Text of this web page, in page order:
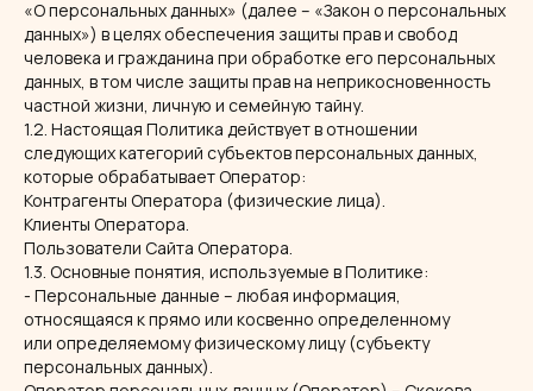
«О персональных данных» (далее – «Закон о персональных
данных») в целях обеспечения защиты прав и свобод
человека и гражданина при обработке его персональных
данных, в том числе защиты прав на неприкосновенность
частной жизни, личную и семейную тайну.
1.2. Настоящая Политика действует в отношении
следующих категорий субъектов персональных данных,
которые обрабатывает Оператор:
Контрагенты Оператора (физические лица).
Клиенты Оператора.
Пользователи Сайта Оператора.
1.3. Основные понятия, используемые в Политике:
- Персональные данные – любая информация,
относящаяся к прямо или косвенно определенному
или определяемому физическому лицу (субъекту
персональных данных).